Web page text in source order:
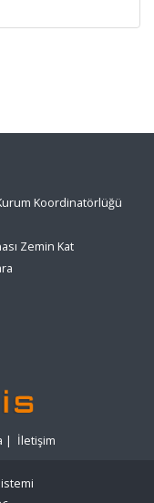
Koordinatörlüğü
Zemin Kat
| İletişim